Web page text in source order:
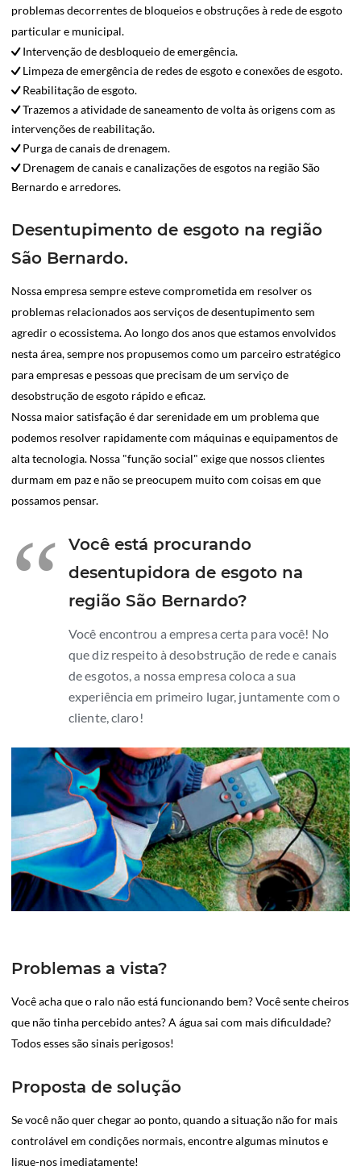
problemas decorrentes de bloqueios e obstruções à rede de esgoto
particular e municipal.
Intervenção de desbloqueio de emergência.
Limpeza de emergência de redes de esgoto e conexões de esgoto.
Reabilitação de esgoto.
Trazemos a atividade de saneamento de volta às origens com as
intervenções de reabilitação.
Purga de canais de drenagem.
Drenagem de canais e canalizações de esgotos na região São
Bernardo e arredores.
Desentupimento de esgoto na região
São Bernardo.
Nossa empresa sempre esteve comprometida em resolver os
problemas relacionados aos serviços de desentupimento sem
agredir o ecossistema. Ao longo dos anos que estamos envolvidos
nesta área, sempre nos propusemos como um parceiro estratégico
para empresas e pessoas que precisam de um serviço de
desobstrução de esgoto rápido e eficaz.
Nossa maior satisfação é dar serenidade em um problema que
podemos resolver rapidamente com máquinas e equipamentos de
alta tecnologia. Nossa "função social" exige que nossos clientes
durmam em paz e não se preocupem muito com coisas em que
possamos pensar.
“
Você está procurando
desentupidora de esgoto na
região São Bernardo?
Você encontrou a empresa certa para você! No
que diz respeito à desobstrução de rede e canais
de esgotos, a nossa empresa coloca a sua
experiência em primeiro lugar, juntamente com o
cliente, claro!
Problemas a vista?
Você acha que o ralo não está funcionando bem? Você sente cheiros
que não tinha percebido antes? A água sai com mais dificuldade?
Todos esses são sinais perigosos!
Proposta de solução
Se você não quer chegar ao ponto, quando a situação não for mais
controlável em condições normais, encontre algumas minutos e
ligue-nos imediatamente!